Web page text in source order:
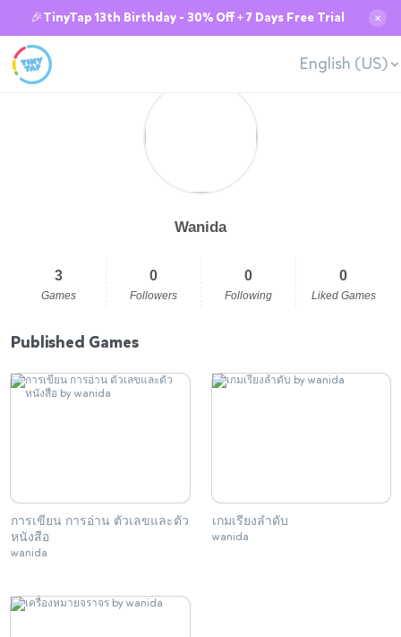
🎉TinyTap 13th Birthday - 30% Off + 7 Days Free Trial ✕
English (US)
Wanida
3
Games
0
Followers
0
Following
0
Liked Games
Published Games
การเขียน การอ่าน ตัวเลขและตัว
หนังสือ
wanida
เกมเรียงลำดับ
wanida